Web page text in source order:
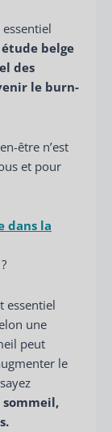
étude belge
des
le burn-
être n’est
et pour
dans la
essentiel
une
peut
le